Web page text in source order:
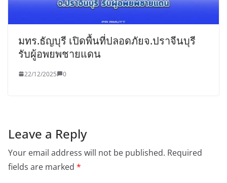
มทร.ธัญบุรี เปิดพื้นที่ปลอดภัยจ.ปราจีนบุรี
รับผู้อพยพชายแดน
22/12/2025 0
Leave a Reply
Your email address will not be published. Required
fields are marked *